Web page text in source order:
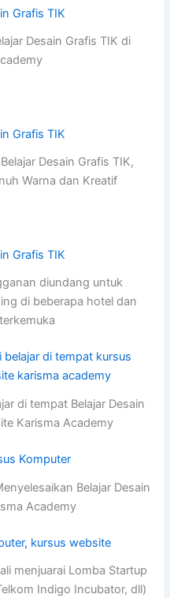
Desain Grafis TIK di
Desain Grafis TIK,
Warna dan Kreatif
diundang untuk
di beberapa hotel dan
di tempat Belajar Desain
Karisma Academy
Belajar Desain
Academy
menjuarai Lomba Startup
Indigo Incubator, dll)